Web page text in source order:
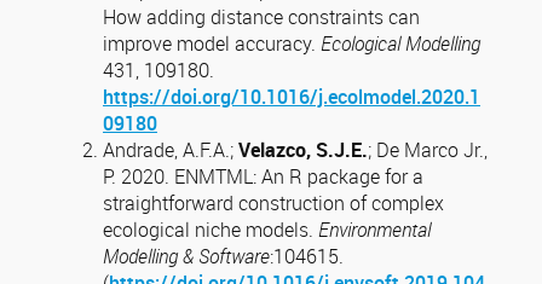
How adding distance constraints can
improve model accuracy. Ecological Modelling
431, 109180.
https://doi.org/10.1016/j.ecolmodel.2020.1
09180
Andrade, A.F.A.;Velazco, S.J.E.; De Marco Jr.,
P. 2020. ENMTML: An R package for a
straightforward construction of complex
ecological niche models. Environmental
Modelling & Software:104615.